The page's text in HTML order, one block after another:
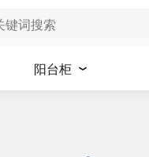
阳台柜